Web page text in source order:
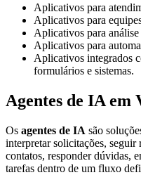
Aplicativos para
Aplicativos para
Aplicativos para
Aplicativos para
Aplicativos integrados
formulários e sistemas.
Agentes de IA
Os agentes de IA são
interpretar solicitações,
contatos, responder dúvidas,
tarefas dentro de um fluxo